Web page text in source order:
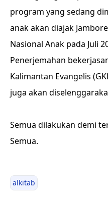
program yang sedang
anak akan diajak
Nasional Anak pada Juli
Penerjemahan
Kalimantan Evangelis
juga akan
Semua dilakukan demi
Semua.
alkitab